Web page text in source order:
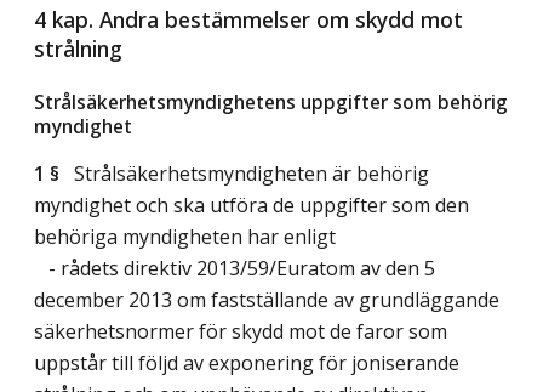
4 kap. Andra bestämmelser om skydd mot
strålning
Strålsäkerhetsmyndighetens uppgifter som behörig
myndighet
1 § Strålsäkerhetsmyndigheten är behörig
myndighet och ska utföra de uppgifter som den
behöriga myndigheten har enligt
- rådets direktiv 2013/59/Euratom av den 5
december 2013 om fastställande av grundläggande
säkerhetsnormer för skydd mot de faror som
uppstår till följd av exponering för joniserande